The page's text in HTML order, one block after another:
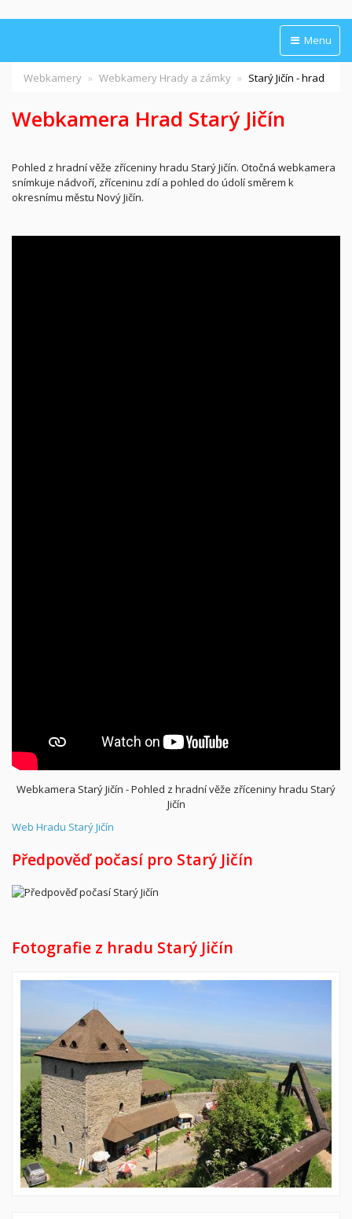
Menu
Webkamery Webkamery Hrady a zámky Starý Jičín - hrad
Webkamera Hrad Starý Jičín
Pohled z hradní věže zříceniny hradu Starý Jičín. Otočná webkamera
snímkuje nádvoří, zříceninu zdí a pohled do údolí směrem k
okresnímu městu Nový Jičín.
Webkamera Starý Jičín - Pohled z hradní věže zříceniny hradu Starý
Jičín
Web Hradu Starý Jičín
Předpověď počasí pro Starý Jičín
Fotografie z hradu Starý Jičín